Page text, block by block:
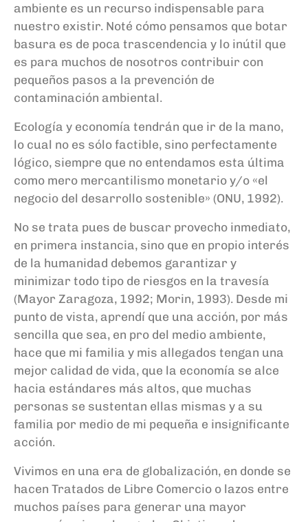
ambiente es un recurso indispensable para
nuestro existir. Noté cómo pensamos que botar
basura es de poca trascendencia y lo inútil que
es para muchos de nosotros contribuir con
pequeños pasos a la prevención de
contaminación ambiental.
Ecología y economía tendrán que ir de la mano,
lo cual no es sólo factible, sino perfectamente
lógico, siempre que no entendamos esta última
como mero mercantilismo monetario y/o «el
negocio del desarrollo sostenible» (ONU, 1992).
No se trata pues de buscar provecho inmediato,
en primera instancia, sino que en propio interés
de la humanidad debemos garantizar y
minimizar todo tipo de riesgos en la travesía
(Mayor Zaragoza, 1992; Morin, 1993). Desde mi
punto de vista, aprendí que una acción, por más
sencilla que sea, en pro del medio ambiente,
hace que mi familia y mis allegados tengan una
mejor calidad de vida, que la economía se alce
hacia estándares más altos, que muchas
personas se sustentan ellas mismas y a su
familia por medio de mi pequeña e insignificante
acción.
Vivimos en una era de globalización, en donde se
hacen Tratados de Libre Comercio o lazos entre
muchos países para generar una mayor